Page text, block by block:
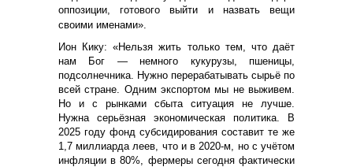
оппозиции, готового выйти и назвать вещи
своими именами».
Ион Кику: «Нельзя жить только тем, что даёт
нам Бог — немного кукурузы, пшеницы,
подсолнечника. Нужно перерабатывать сырьё по
всей стране. Одним экспортом мы не выживем.
Но и с рынками сбыта ситуация не лучше.
Нужна серьёзная экономическая политика. В
2025 году фонд субсидирования составит те же
1,7 миллиарда леев, что и в 2020-м, но с учётом
инфляции в 80%, фермеры сегодня фактически